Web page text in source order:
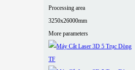
Processing area
3250x26000mm
More parameters